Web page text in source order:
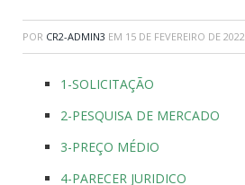
POR CR2-ADMIN3 EM 15 DE FEVEREIRO DE 2022
1-SOLICITAÇÃO
2-PESQUISA DE MERCADO
3-PREÇO MÉDIO
4-PARECER JURIDICO